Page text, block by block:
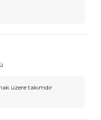
üzere takımdır